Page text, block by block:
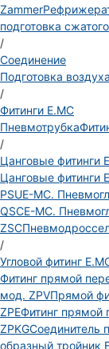
Zammer
подготовка
/
Соединение
Подготовка воздуха
/
Фитинги E.MC
Пневмотрубка
/
Цанговые фитинги
Цанговые фитинги
PSUE-MC.
QSCE-MC.
ZSC
/
Угловой фитинг
Фитинг прямой
мод. ZPVПрямой
ZPEФитинг прямой
ZPKGСоединитель
образный тройник